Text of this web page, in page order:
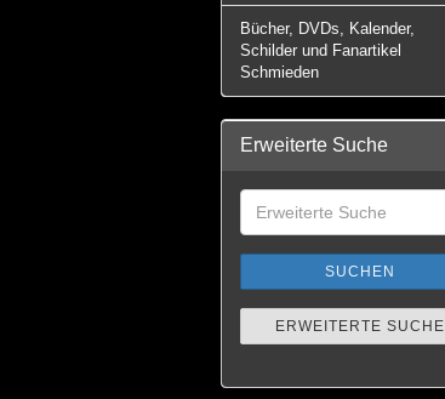
Bücher, DVDs, Kalender,
Schilder und Fanartikel
Schmieden
Erweiterte Suche
SUCHEN
ERWEITERTE SUCHE